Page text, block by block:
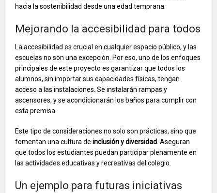
hacia la sostenibilidad desde una edad temprana.
Mejorando la accesibilidad para todos
La accesibilidad es crucial en cualquier espacio público, y las
escuelas no son una excepción. Por eso, uno de los enfoques
principales de este proyecto es garantizar que todos los
alumnos, sin importar sus capacidades físicas, tengan
acceso a las instalaciones. Se instalarán rampas y
ascensores, y se acondicionarán los baños para cumplir con
esta premisa.
Este tipo de consideraciones no solo son prácticas, sino que
fomentan una cultura deinclusión y diversidad . Aseguran
que todos los estudiantes puedan participar plenamente en
las actividades educativas y recreativas del colegio.
Un ejemplo para futuras iniciativas